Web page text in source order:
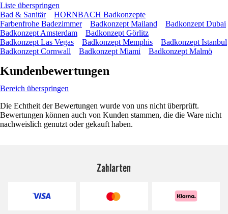
Liste überspringen
Bad & Sanitär
HORNBACH Badkonzepte
Farbenfrohe Badezimmer
Badkonzept Mailand
Badkonzept Dubai
Badkonzept Amsterdam
Badkonzept Görlitz
Badkonzept Las Vegas
Badkonzept Memphis
Badkonzept Istanbul
Badkonzept Cornwall
Badkonzept Miami Badkonzept Malmö
Kundenbewertungen
Bereich überspringen
Die Echtheit der Bewertungen wurde von uns nicht überprüft.
Bewertungen können auch von Kunden stammen, die die Ware nicht
nachweislich genutzt oder gekauft haben.
Zahlarten